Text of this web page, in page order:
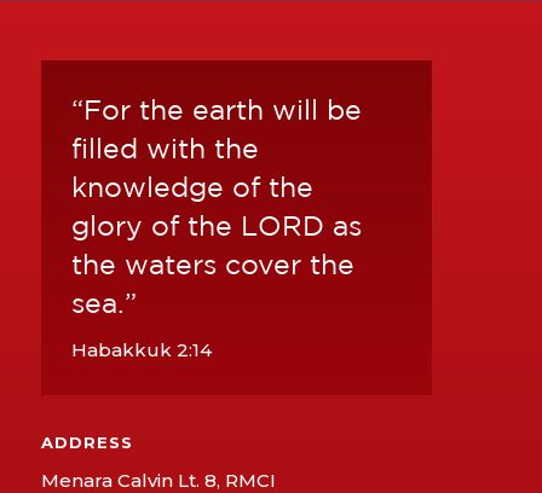
“For the earth will be
filled with the
knowledge of the
glory of the LORD as
the waters cover the
sea.”
Habakkuk 2:14
ADDRESS
Menara Calvin Lt. 8, RMCI